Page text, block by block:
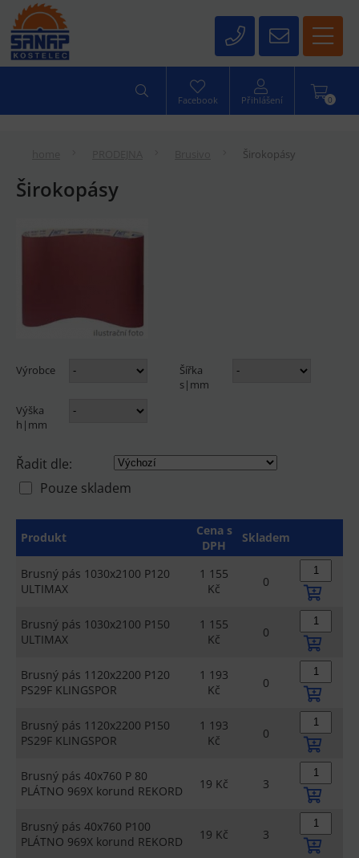
0
Facebook Přihlášení
Širokopásy
Širokopásy
Výrobce
Šířka
s|mm
Výška
h|mm
Řadit dle:
Pouze skladem
Produkt
Cena s
DPH
Skladem
Brusný pás 1030x2100 P120
ULTIMAX
1 155
Kč
0
Brusný pás 1030x2100 P150
ULTIMAX
1 155
Kč
0
Brusný pás 1120x2200 P120
PS29F KLINGSPOR
1 193
Kč
0
Brusný pás 1120x2200 P150
PS29F KLINGSPOR
1 193
Kč
0
Brusný pás 40x760 P 80
PLÁTNO 969X korund REKORD
19 Kč 3
Brusný pás 40x760 P100
PLÁTNO 969X korund REKORD
19 Kč 3